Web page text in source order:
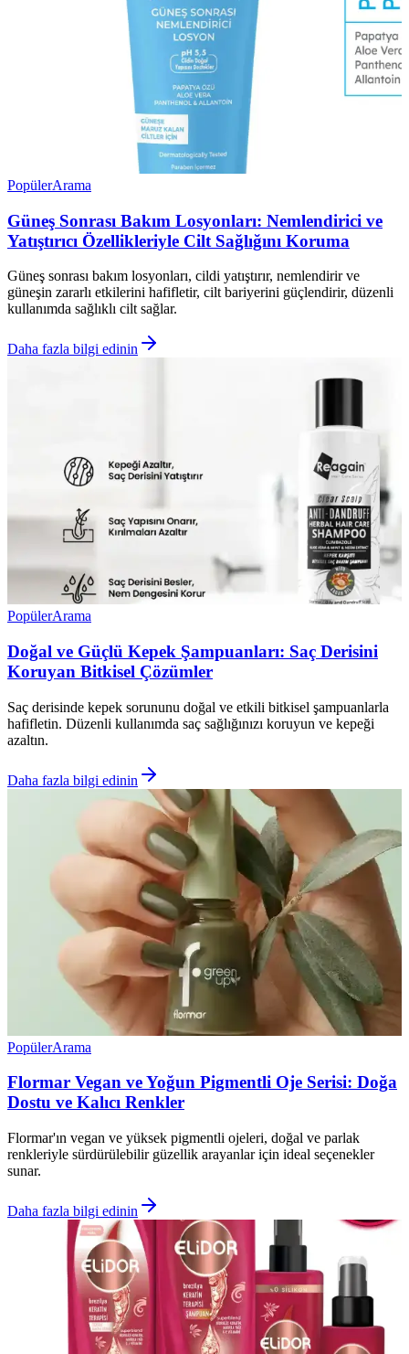
PopülerArama
Güneş Sonrası Bakım Losyonları: Nemlendirici ve
Yatıştırıcı Özellikleriyle Cilt Sağlığını Koruma
Güneş sonrası bakım losyonları, cildi yatıştırır, nemlendirir ve
güneşin zararlı etkilerini hafifletir, cilt bariyerini güçlendirir, düzenli
kullanımda sağlıklı cilt sağlar.
Daha fazla bilgi edinin
PopülerArama
Doğal ve Güçlü Kepek Şampuanları: Saç Derisini
Koruyan Bitkisel Çözümler
Saç derisinde kepek sorununu doğal ve etkili bitkisel şampuanlarla
hafifletin. Düzenli kullanımda saç sağlığınızı koruyun ve kepeği
azaltın.
Daha fazla bilgi edinin
PopülerArama
Flormar Vegan ve Yoğun Pigmentli Oje Serisi: Doğa
Dostu ve Kalıcı Renkler
Flormar'ın vegan ve yüksek pigmentli ojeleri, doğal ve parlak
renkleriyle sürdürülebilir güzellik arayanlar için ideal seçenekler
sunar.
Daha fazla bilgi edinin